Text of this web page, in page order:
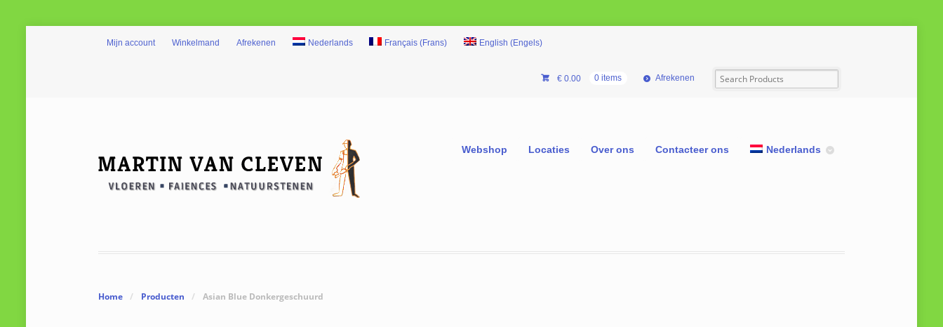
Mijn account Winkelmand Afrekenen Nederlands Français (Frans) English (Engels)
€0.00 0 items Afrekenen
Webshop Locaties Over ons Contacteer ons Nederlands
Home / Producten / Asian Blue Donkergeschuurd